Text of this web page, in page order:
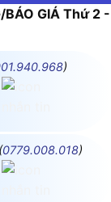
BÁO GIÁ Thứ
)
(0779.008.018)